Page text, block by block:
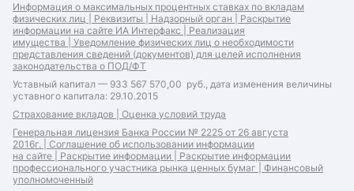
Информация о максимальных процентных ставках по вкладам
физических лиц | Реквизиты | Надзорный орган | Раскрытие
информации на сайте ИА Интерфакс | Реализация
имущества | Уведомление физических лиц о необходимости
представления сведений (документов) для целей исполнения
законодательства о ПОД/ФТ
Уставный капитал — 933 567 570,00 руб., дата изменения величины
уставного капитала: 29.10.2015
Страхование вкладов | Оценка условий труда
Генеральная лицензия Банка России № 2225 от 26 августа
2016г. | Соглашение об использовании информации
на сайте | Раскрытие информации | Раскрытие информации
профессионального участника рынка ценных бумаг | Финансовый
уполномоченный